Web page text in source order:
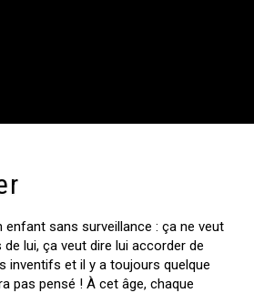
enfant sans surveillance : ça ne veut
lui, ça veut dire lui accorder de
inventifs et il y a toujours quelque
pas pensé ! À cet âge, chaque